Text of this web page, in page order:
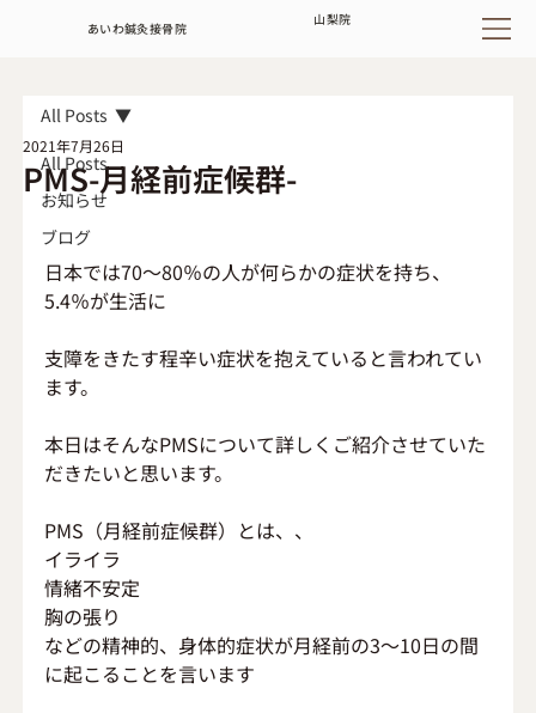
あいわ鍼灸接骨院
山梨院
All Posts
お知らせ
ブログ
All Posts
PMS-月経前症候群-
2021年7月26日
日本では70～80％の人が何らかの症状を持ち、
5.4％が生活に
支障をきたす程辛い症状を抱えていると言われてい
ます。
本日はそんなPMSについて詳しくご紹介させていた
だきたいと思います。
PMS（月経前症候群）とは、、
イライラ
情緒不安定
胸の張り
などの精神的、身体的症状が月経前の3～10日の間
に起こることを言います